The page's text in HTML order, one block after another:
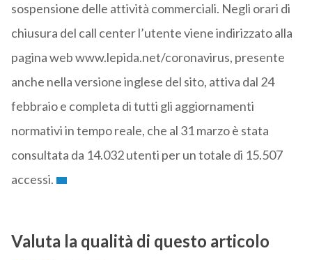
sospensione delle attività commerciali. Negli orari di
chiusura del call center l’utente viene indirizzato alla
pagina web www.lepida.net/coronavirus, presente
anche nella versione inglese del sito, attiva dal 24
febbraio e completa di tutti gli aggiornamenti
normativi in tempo reale, che al 31 marzo è stata
consultata da 14.032 utenti per un totale di 15.507
accessi.
Valuta la qualità di questo articolo